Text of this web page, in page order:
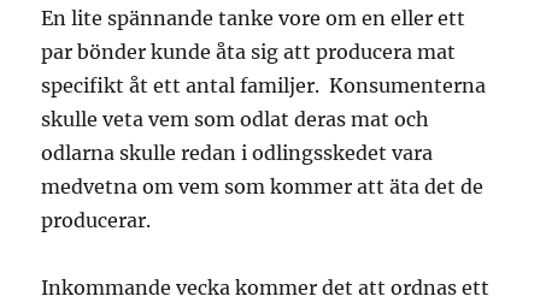
En lite spännande tanke vore om en eller ett
par bönder kunde åta sig att producera mat
specifikt åt ett antal familjer. Konsumenterna
skulle veta vem som odlat deras mat och
odlarna skulle redan i odlingsskedet vara
medvetna om vem som kommer att äta det de
producerar.
Inkommande vecka kommer det att ordnas ett